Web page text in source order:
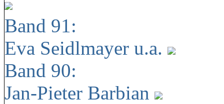
Band 91:
Eva Seidlmayer u.a.
Band 90:
Jan-Pieter Barbian